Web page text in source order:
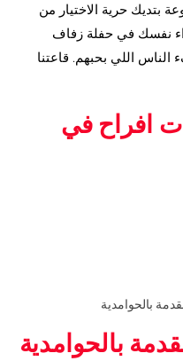
بتديك حرية الاختيار من
نفسك في حفلة زفاف
اللي بحبهم. قاعتنا
افراح في
بالحوامدية